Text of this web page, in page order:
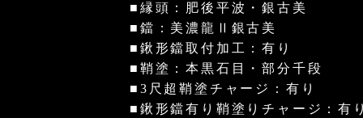
■縁頭：肥後平波・銀古美
■鐺：美濃龍Ⅱ銀古美
■鍬形鐺取付加工：有り
■鞘塗：本黒石目・部分千段
■3尺超鞘塗チャージ：有り
■鍬形鐺有り鞘塗りチャージ：有